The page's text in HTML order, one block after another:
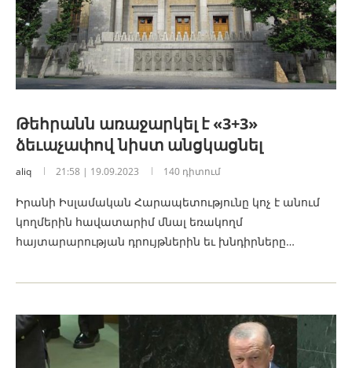
Թեհրանն առաջարկել է «3+3»
ձեւաչափով նիստ անցկացնել
aliq 21:58 | 19.09.2023 140 դիտում
Իրանի Իսլամական Հարապետությունը կոչ է անում
կողմերին հավատարիմ մնալ եռակողմ
հայտարարության դրույթներին եւ խնդիրները…